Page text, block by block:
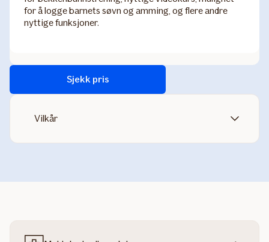
for å logge barnets søvn og amming, og flere andre
nyttige funksjoner.
Sjekk pris
Vilkår